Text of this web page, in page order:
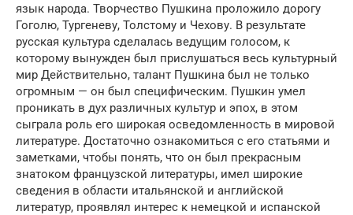
язык народа. Творчество Пушкина проложило дорогу
Гоголю, Тургеневу, Толстому и Чехову. В результате
русская культура сделалась ведущим голосом, к
которому вынужден был прислушаться весь культурный
мир Действительно, талант Пушкина был не только
огромным — он был специфическим. Пушкин умел
проникать в дух различных культур и эпох, в этом
сыграла роль его широкая осведомленность в мировой
литературе. Достаточно ознакомиться с его статьями и
заметками, чтобы понять, что он был прекрасным
знатоком французской литературы, имел широкие
сведения в области итальянской и английской
литератур, проявлял интерес к немецкой и испанской